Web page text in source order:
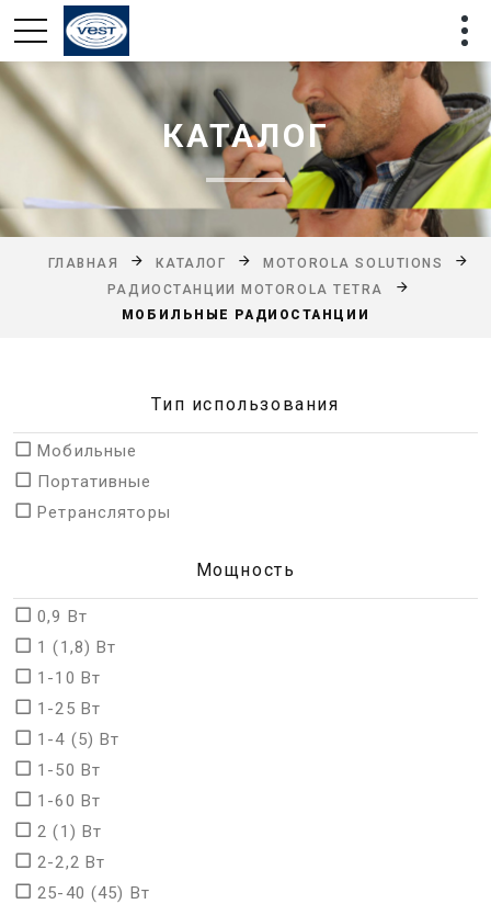
КАТАЛОГ
ГЛАВНАЯ КАТАЛОГ
MOTOROLA SOLUTIONS
РАДИОСТАНЦИИ MOTOROLA TETRA
МОБИЛЬНЫЕ РАДИОСТАНЦИИ
Тип использования
Мобильные
Портативные
Ретрансляторы
Мощность
0,9 Bт
1 (1,8) Вт
1-10 Вт
1-25 Вт
1-4 (5) Вт
1-50 Вт
1-60 Вт
2 (1) Вт
2-2,2 Вт
25-40 (45) Вт